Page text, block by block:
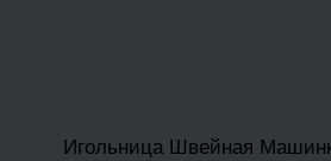
Игольница Швейная